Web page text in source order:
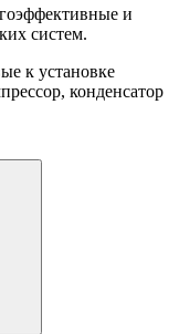
и
систем.
к установке
конденсатор